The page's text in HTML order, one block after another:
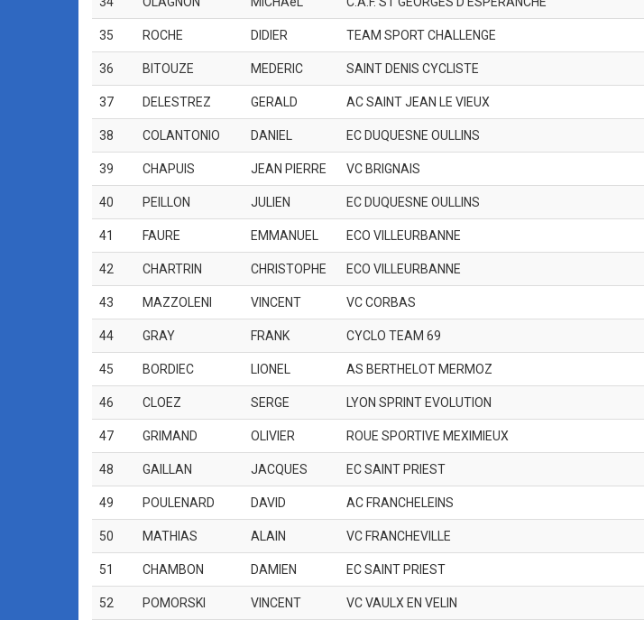
35 ROCHE DIDIER TEAM SPORT CHALLENGE
36 BITOUZE MEDERIC SAINT DENIS CYCLISTE
37 DELESTREZ GERALD AC SAINT JEAN LE VIEUX
38 COLANTONIO DANIEL EC DUQUESNE OULLINS
39 CHAPUIS JEAN PIERRE VC BRIGNAIS
40 PEILLON JULIEN EC DUQUESNE OULLINS
41 FAURE EMMANUEL ECO VILLEURBANNE
42 CHARTRIN CHRISTOPHE ECO VILLEURBANNE
43 MAZZOLENI VINCENT VC CORBAS
44 GRAY FRANK CYCLO TEAM 69
45 BORDIEC LIONEL AS BERTHELOT MERMOZ
46 CLOEZ SERGE LYON SPRINT EVOLUTION
47 GRIMAND OLIVIER ROUE SPORTIVE MEXIMIEUX
48 GAILLAN JACQUES EC SAINT PRIEST
49 POULENARD DAVID AC FRANCHELEINS
50 MATHIAS ALAIN VC FRANCHEVILLE
51 CHAMBON DAMIEN EC SAINT PRIEST
52 POMORSKI VINCENT VC VAULX EN VELIN